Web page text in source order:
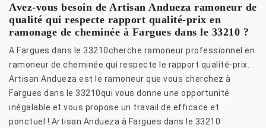
Avez-vous besoin de Artisan Andueza ramoneur de
qualité qui respecte rapport qualité-prix en
ramonage de cheminée à Fargues dans le 33210 ?
A Fargues dans le 33210cherche ramoneur professionnel en
ramoneur de cheminée qui respecte le rapport qualité-prix.
Artisan Andueza est le ramoneur que vous cherchez à
Fargues dans le 33210qui vous donne une opportunité
inégalable et vous propose un travail de efficace et
ponctuel ! Artisan Andueza à Fargues dans le 33210